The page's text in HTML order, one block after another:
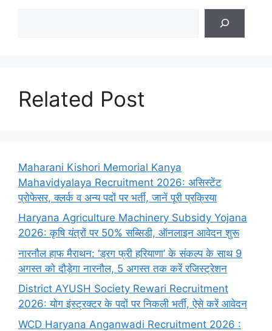
Related Post
Maharani Kishori Memorial Kanya
Mahavidyalaya Recruitment 2026: असिस्टेंट
प्रोफेसर, क्लर्क व अन्य पदों पर भर्ती, जानें पूरी प्रक्रिया
Haryana Agriculture Machinery Subsidy Yojana
2026: कृषि यंत्रों पर 50% सब्सिडी, ऑनलाइन आवेदन शुरू
नारनौल हाफ मैराथन: ‘ड्रग फ्री हरियाणा’ के संकल्प के साथ 9
अगस्त को दौड़ेगा नारनौल, 5 अगस्त तक करें रजिस्ट्रेशन
District AYUSH Society Rewari Recruitment
2026: योग इंस्ट्रक्टर के पदों पर निकली भर्ती, ऐसे करें आवेदन
WCD Haryana Anganwadi Recruitment 2026 :